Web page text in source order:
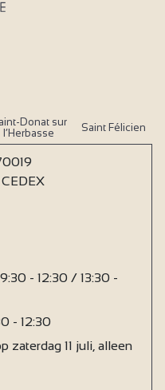
Donat sur
l’Herbasse
Saint Félicien
- 12:30 / 13:30 -
- 12:30
zaterdag 11 juli, alleen